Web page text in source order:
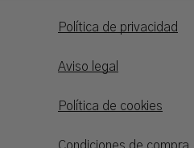
Política de privacidad
Aviso legal
Política de cookies